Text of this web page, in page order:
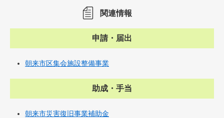
関連情報
申請・届出
朝来市区集会施設整備事業
助成・手当
朝来市災害復旧事業補助金